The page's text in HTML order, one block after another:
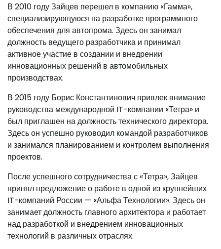
В 2010 году Зайцев перешел в компанию «Гамма»,
специализирующуюся на разработке программного
обеспечения для автопрома. Здесь он занимал
должность ведущего разработчика и принимал
активное участие в создании и внедрении
инновационных решений в автомобильных
производствах.
В 2015 году Борис Константинович привлек внимание
руководства международной IT-компании «Тетра» и
был приглашен на должность технического директора.
Здесь он успешно руководил командой разработчиков
и занимался планированием и контролем выполнения
проектов.
После успешного сотрудничества с «Тетра», Зайцев
принял предложение о работе в одной из крупнейших
IT-компаний России — «Альфа Технологии». Здесь он
занимает должность главного архитектора и работает
над разработкой и внедрением инновационных
технологий в различных отраслях.